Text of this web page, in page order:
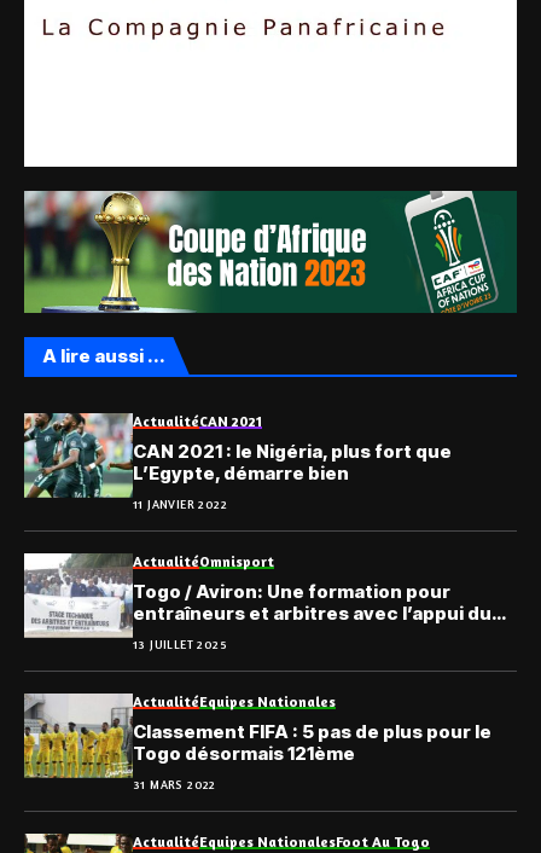
A lire aussi ...
ActualitéCAN 2021
CAN 2021 : le Nigéria, plus fort que
L’Egypte, démarre bien
11 JANVIER 2022
ActualitéOmnisport
Togo / Aviron: Une formation pour
entraîneurs et arbitres avec l’appui du
13 JUILLET 2025
ActualitéEquipes Nationales
Classement FIFA : 5 pas de plus pour le
Togo désormais 121ème
31 MARS 2022
ActualitéEquipes NationalesFoot Au Togo